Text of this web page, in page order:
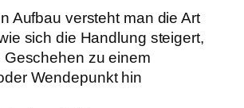
Aufbau versteht man die Art
sich die Handlung steigert,
Geschehen zu einem
Wendepunkt hin